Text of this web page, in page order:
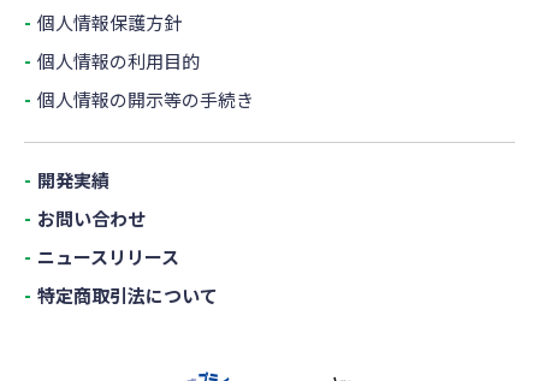
個人情報保護方針
個人情報の利用目的
個人情報の開示等の手続き
開発実績
お問い合わせ
ニュースリリース
特定商取引法について